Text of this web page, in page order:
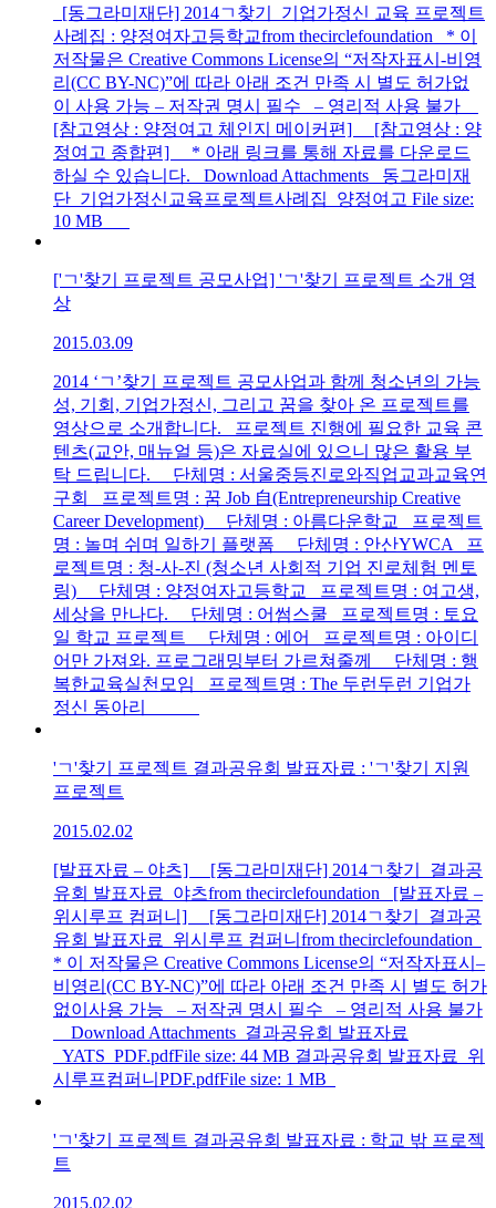
[동그라미재단] 2014ㄱ찾기_기업가정신 교육 프로젝트
사례집 : 양정여자고등학교from thecirclefoundation * 이
저작물은 Creative Commons License의 “저작자표시-비영
리(CC BY-NC)”에 따라 아래 조건 만족 시 별도 허가없
이 사용 가능 – 저작권 명시 필수 – 영리적 사용 불가
[참고영상 : 양정여고 체인지 메이커편] [참고영상 : 양
정여고 종합편] * 아래 링크를 통해 자료를 다운로드
하실 수 있습니다. Download Attachments 동그라미재
단_기업가정신교육프로젝트사례집_양정여고 File size:
10 MB
['ㄱ'찾기 프로젝트 공모사업] 'ㄱ'찾기 프로젝트 소개 영
상
2015.03.09
2014 ‘ㄱ’찾기 프로젝트 공모사업과 함께 청소년의 가능
성, 기회, 기업가정신, 그리고 꿈을 찾아 온 프로젝트를
영상으로 소개합니다. 프로젝트 진행에 필요한 교육 콘
텐츠(교안, 매뉴얼 등)은 자료실에 있으니 많은 활용 부
탁 드립니다. 단체명 : 서울중등진로와직업교과교육연
구회 프로젝트명 : 꿈 Job 自(Entrepreneurship Creative
Career Development) 단체명 : 아름다운학교 프로젝트
명 : 놀며 쉬며 일하기 플랫폼 단체명 : 안산YWCA 프
로젝트명 : 청-사-진 (청소년 사회적 기업 진로체험 멘토
링) 단체명 : 양정여자고등학교 프로젝트명 : 여고생,
세상을 만나다. 단체명 : 어썸스쿨 프로젝트명 : 토요
일 학교 프로젝트 단체명 : 에어 프로젝트명 : 아이디
어만 가져와. 프로그래밍부터 가르쳐줄께 단체명 : 행
복한교육실천모임 프로젝트명 : The 두런두런 기업가
정신 동아리
'ㄱ'찾기 프로젝트 결과공유회 발표자료 : 'ㄱ'찾기 지원
프로젝트
2015.02.02
[발표자료 – 야츠] [동그라미재단] 2014ㄱ찾기_결과공
유회 발표자료_야츠from thecirclefoundation [발표자료 –
위시루프 컴퍼니] [동그라미재단] 2014ㄱ찾기_결과공
유회 발표자료_위시루프 컴퍼니from thecirclefoundation
* 이 저작물은 Creative Commons License의 “저작자표시–
비영리(CC BY-NC)”에 따라 아래 조건 만족 시 별도 허가
없이사용 가능 – 저작권 명시 필수 – 영리적 사용 불가
Download Attachments 결과공유회 발표자료
_YATS_PDF.pdfFile size: 44 MB 결과공유회 발표자료_위
시루프컴퍼니PDF.pdfFile size: 1 MB
'ㄱ'찾기 프로젝트 결과공유회 발표자료 : 학교 밖 프로젝
트
2015.02.02